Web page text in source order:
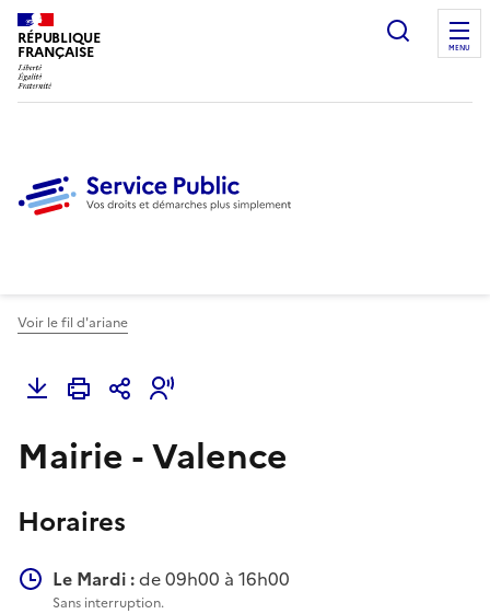
RÉPUBLIQUE
FRANÇAISE
Ouvrir
MENU
Voir le fil d'ariane
Mairie - Valence
Horaires
Le Mardi :de 09h00 à 16h00
Sans interruption.